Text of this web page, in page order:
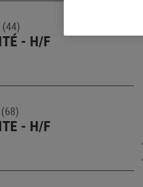
(44)
- H/F
- H/F